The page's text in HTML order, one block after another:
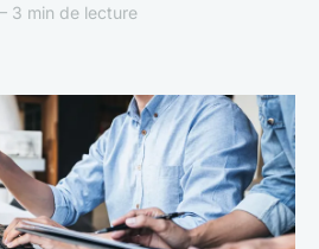
3 min de lecture